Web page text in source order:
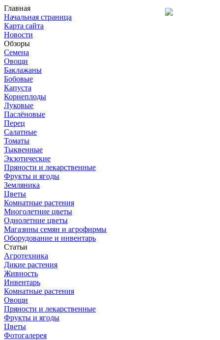
Главная
Начальная страница
Карта сайта
Новости
Обзоры
Семена
Овощи
Баклажаны
Бобовые
Капуста
Корнеплоды
Луковые
Паслёновые
Перец
Салатные
Томаты
Тыквенные
Экзотические
Пряности и лекарственные
Фрукты и ягоды
Земляника
Цветы
Комнатные растения
Многолетние цветы
Однолетние цветы
Магазины семян и агрофирмы
Оборудование и инвентарь
Статьи
Агротехника
Дикие растения
Живность
Инвентарь
Комнатные растения
Овощи
Пряности и лекарственные
Фрукты и ягоды
Цветы
Фотогалерея